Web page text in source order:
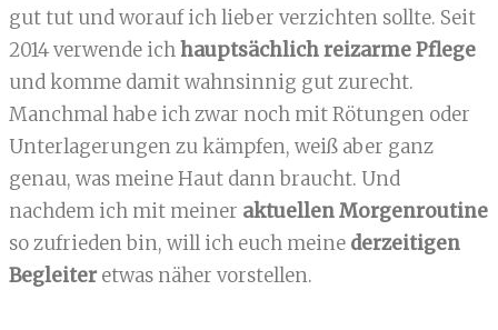
gut tut und worauf ich lieber verzichten sollte. Seit
2014 verwende ichhauptsächlich reizarme Pflege
und komme damit wahnsinnig gut zurecht.
Manchmal habe ich zwar noch mit Rötungen oder
Unterlagerungen zu kämpfen, weiß aber ganz
genau, was meine Haut dann braucht. Und
nachdem ich mit meiner aktuellen Morgenroutine
so zufrieden bin, will ich euch meine derzeitigen
Begleiteretwas näher vorstellen.